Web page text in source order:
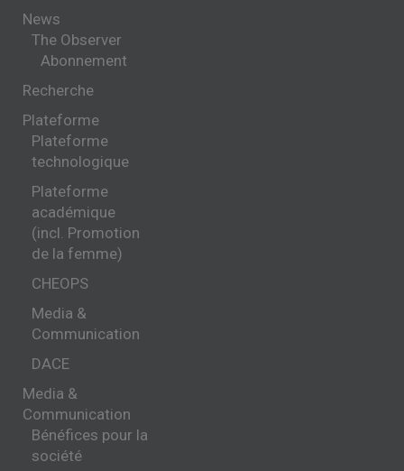
News
The Observer
Abonnement
Recherche
Plateforme
Plateforme
technologique
Plateforme
académique
(incl. Promotion
de la femme)
CHEOPS
Media &
Communication
DACE
Media &
Communication
Bénéfices pour la
société